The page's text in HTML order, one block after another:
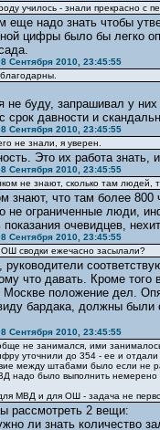
училось - знали прекрасно с
еще надо знать чтобы
цифры было бы легко
Сентября 2010, 23:45:55
не буду, запрашивал у
срок давности и
Сентября 2010, 23:45:55
не знали, я уверен.
Это их работа знать,
Сентября 2010, 23:45:55
не знают, сколько там людей,
знают, что там более 800
не ограниченные люди,
очевидцев,
Сентября 2010, 23:45:55
сводки ежечасно засылали?
руководители
что давать. Кроме
Москве положение дел.
бардака, должны
Сентября 2010, 23:45:55
не занимался, ими
уточнили до 354 - ее и отдали
между штабами было если не
надо было выполнить немерено
МВД и для ОШ - задача не
рассмотреть 2 вещи:
ли знать количество